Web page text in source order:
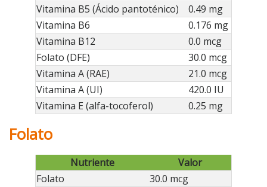
Vitamina B5 (Ácido pantoténico)
0.49 mg
Vitamina B6
0.176 mg
Vitamina B12
0.0 mcg
Folato (DFE)
30.0 mcg
Vitamina A (RAE)
21.0 mcg
Vitamina A (UI)
420.0 IU
Vitamina E (alfa-tocoferol)
0.25 mg
Folato
Nutriente
Valor
Folato
30.0 mcg